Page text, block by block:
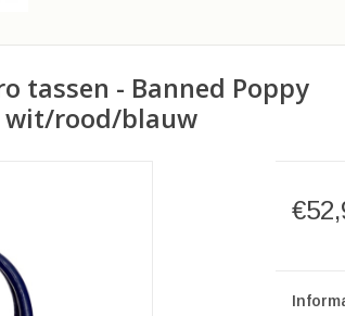
tassen - Banned Poppy
wit/rood/blauw